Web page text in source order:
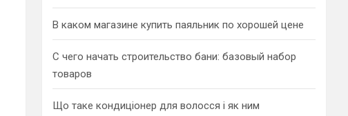
В каком магазине купить паяльник по хорошей цене
С чего начать строительство бани: базовый набор
товаров
Що таке кондиціонер для волосся і як ним